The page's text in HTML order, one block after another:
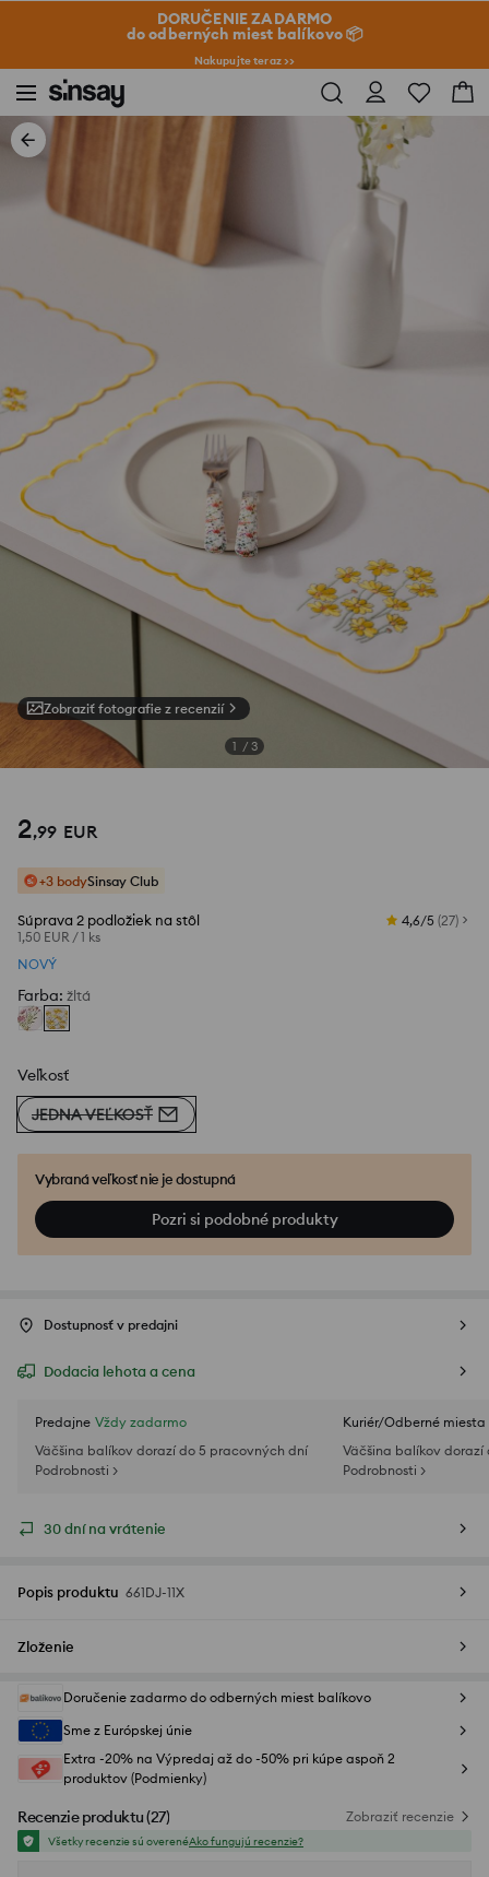
DORUČENIE ZADARMO
do odberných miest balíkovo 📦
Nakupujte teraz >>
Zobraziť fotografie z recenzií
1 / 3
2,99 EUR
+3 bodySinsay Club
Súprava 2 podložiek na stôl
1,50 EUR /1 ks
4,6/5 (27)
NOVÝ
Farba: žltá
Veľkosť
JEDNA VEĽKOSŤ
Vybraná veľkosť nie je dostupná
Pozri si podobné produkty
Dostupnosť v predajni
Dodacia lehota a cena
Predajne Vždy zadarmo
Väčšina balíkov dorazí do 5 pracovných dní
Podrobnosti >
Kuriér/Odberné miesta
Väčšina balíkov
Podrobnosti >
30 dní na vrátenie
Popis produktu 661DJ-11X
Zloženie
Doručenie zadarmo do odberných miest balíkovo
Sme z Európskej únie
Extra -20% na Výpredaj až do -50% pri kúpe aspoň 2
produktov (Podmienky)
Recenzie produktu(27) Zobraziť recenzie
Všetky recenzie sú overenéAko fungujú recenzie?